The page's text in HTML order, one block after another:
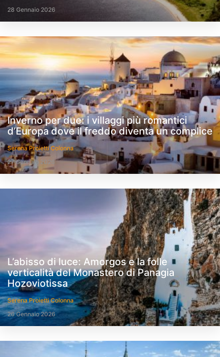
28 Gennaio 2026
Inverno per due: i villaggi più romantici
d’Europa dove il freddo diventa un complice
Serena Proietti Colonna
27 Gennaio 2026
L’abisso di luce: Amorgos e la folle
verticalità del Monastero di Panagia
Hozoviotissa
Serena Proietti Colonna
26 Gennaio 2026